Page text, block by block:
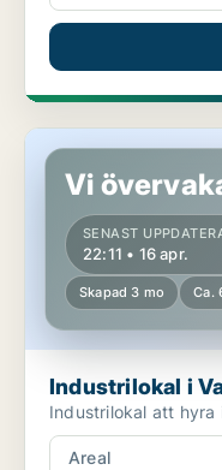
Industrilokal i Vaggeryd
Vi
SENAST
22:11 • 16 apr.
Skapad 3 mo Ca.
Industrilokal i
Industrilokal att hyra
Areal